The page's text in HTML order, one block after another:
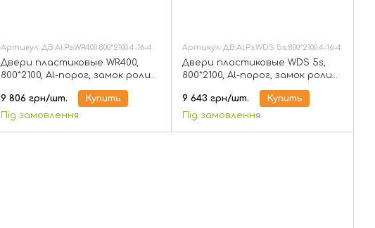
Артикул: ДВ.Al.Рз.WR400.800*2100.4-16-4
Двери пластиковые WR400,
800*2100, Al-порог, замок ролик,
стеклопакет 1-но камерный
9 806 грн/шт.
Купить
Під замовлення
Артикул: ДВ.Al.Рз.WDS 5s.800*2100.4-16-4
Двери пластиковые WDS 5s,
800*2100, Al-порог, замок ролик,
стеклопакет 1-но камерный
9 643 грн/шт.
Купить
Під замовлення